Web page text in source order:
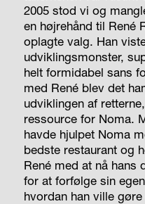
2005 stod vi og
en højrehånd til René
oplagte valg. Han
udviklingsmonster,
helt formidabel sans
med René blev det
udviklingen af
ressource for Noma.
havde hjulpet Noma
bedste restaurant og
René med at nå hans
for at forfølge sin
hvordan han ville gøre